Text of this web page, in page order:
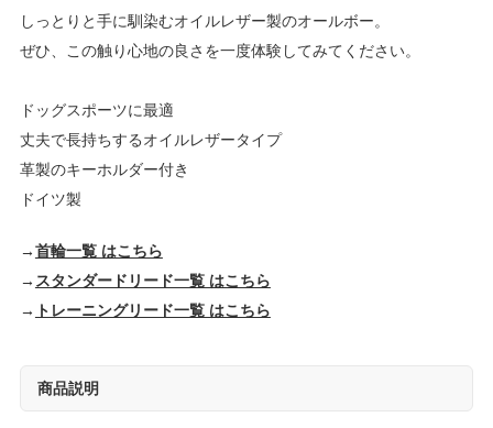
しっとりと手に馴染むオイルレザー製のオールボー。
ぜひ、この触り心地の良さを一度体験してみてください。
ドッグスポーツに最適
丈夫で長持ちするオイルレザータイプ
革製のキーホルダー付き
ドイツ製
→ 首輪一覧 はこちら
→ スタンダードリード一覧 はこちら
→ トレーニングリード一覧 はこちら
商品説明